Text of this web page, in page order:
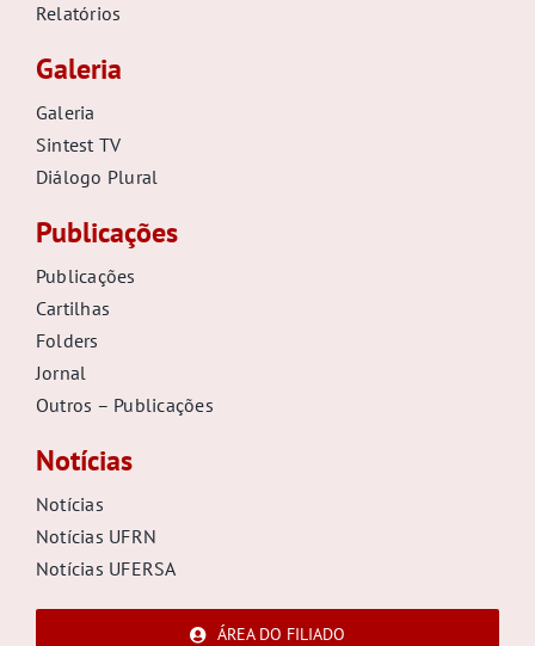
Relatórios
Galeria
Galeria
Sintest TV
Diálogo Plural
Publicações
Publicações
Cartilhas
Folders
Jornal
Outros – Publicações
Notícias
Notícias
Notícias UFRN
Notícias UFERSA
ÁREA DO FILIADO